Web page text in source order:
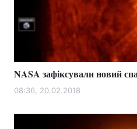
NASA зафіксували новий
08:36, 20.02.2018